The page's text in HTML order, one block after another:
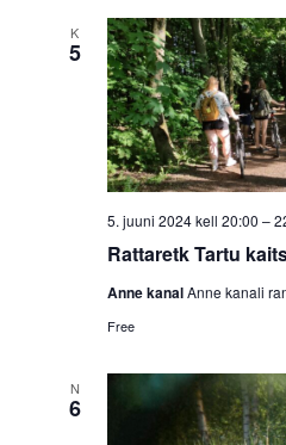
K
5
Rattaretk Tartu
5. juuni 2024 kell 20:00 –
Anne kanalAnne kanali
Free
N
6